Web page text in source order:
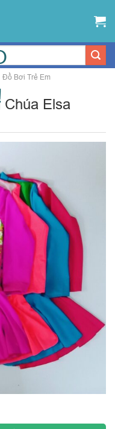
Đồ Bơi Trẻ Em
Elsa